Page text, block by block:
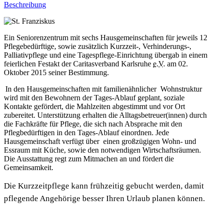
Beschreibung
Ein Seniorenzentrum mit sechs Hausgemeinschaften für jeweils 12
Pflegebedürftige, sowie zusätzlich Kurzzeit-, Verhinderungs-,
Palliativpflege und eine Tagespflege-Einrichtung übergab in einem
feierlichen Festakt der Caritasverband Karlsruhe e.V. am 02.
Oktober 2015 seiner Bestimmung.
In den Hausgemeinschaften mit familienähnlicher Wohnstruktur
wird mit den Bewohnern der Tages-Ablauf geplant, soziale
Kontakte gefördert, die Mahlzeiten abgestimmt und vor Ort
zubereitet. Unterstützung erhalten die Alltagsbetreuer(innen) durch
die Fachkräfte für Pflege, die sich nach Absprache mit den
Pflegbedürftigen in den Tages-Ablauf einordnen. Jede
Hausgemeinschaft verfügt über einen großzügigen Wohn- und
Essraum mit Küche, sowie den notwendigen Wirtschaftsräumen.
Die Ausstattung regt zum Mitmachen an und fördert die
Gemeinsamkeit.
Die Kurzzeitpflege kann frühzeitig gebucht werden, damit
pflegende Angehörige besser Ihren Urlaub planen können.